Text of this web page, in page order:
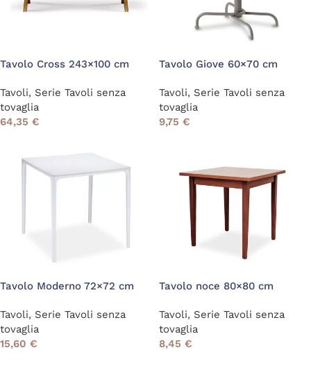
Tavolo Cross 243×100 cm
Tavoli, Serie Tavoli senza
tovaglia
64,35 €
Tavolo Giove 60×70 cm
Tavoli, Serie Tavoli senza
tovaglia
9,75 €
Tavolo Moderno 72×72 cm
Tavoli, Serie Tavoli senza
tovaglia
15,60 €
Tavolo noce 80×80 cm
Tavoli, Serie Tavoli senza
tovaglia
8,45 €